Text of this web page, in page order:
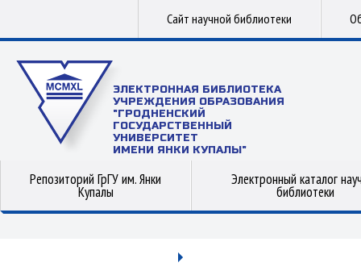
Сайт научной библиотеки
ЭЛЕКТРОННАЯ БИБЛИОТЕКА
УЧРЕЖДЕНИЯ ОБРАЗОВАНИЯ
"ГРОДНЕНСКИЙ
ГОСУДАРСТВЕННЫЙ
УНИВЕРСИТЕТ
ИМЕНИ ЯНКИ КУПАЛЫ"
Репозиторий ГрГУ им. Янки
Купалы
Электронный каталог
библиотеки